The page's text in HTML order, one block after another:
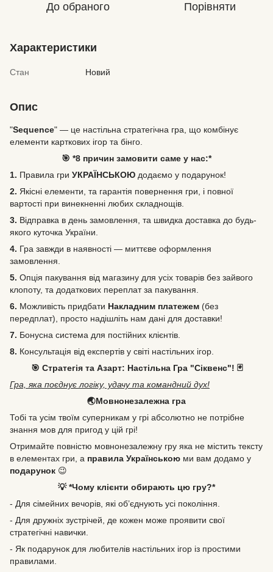
До обраного Порівняти
Характеристики
Стан Новий
Опис
"Sequence" — це настільна стратегічна гра, що комбінує
елементи карткових ігор та бінго.
🎯 *8 причин замовити саме у нас:*
1. Правила гри УКРАЇНСЬКОЮ додаємо у подарунок!
2. Якісні елементи, та гарантія повернення гри, і повної
вартості при винекненні любих складнощів.
3. Відправка в день замовлення, та швидка доставка до будь-
якого куточка України.
4. Гра завжди в наявності — миттєве оформлення
замовлення.
5. Опція пакування від магазину для усіх товарів без зайвого
клопоту, та додаткових переплат за пакування.
6. Можливість придбати Накладним платежем (без
передплат), просто надішліть нам дані для доставки!
7. Бонусна система для постійних клієнтів.
8. Консультація від експертів у світі настільних ігор.
🎯 Стратегія та Азарт: Настільна Гра "Сіквенс"! 🃏
Гра, яка поєднує логіку, удачу та командний дух!
🌏Мовнонезалежна гра
Тобі та усім твоїм суперникам у грі абсолютно не потрібне
знання мов для пригод у цій грі!
Отримайте повністю мовнонезалежну гру яка не містить тексту
в елементах гри, а правила Українською ми вам додамо у
подарунок 😉
💡 *Чому клієнти обирають цю гру?*
- Для сімейних вечорів, які об’єднують усі покоління.
- Для дружніх зустрічей, де кожен може проявити свої
стратегічні навички.
- Як подарунок для любителів настільних ігор із простими
правилами.